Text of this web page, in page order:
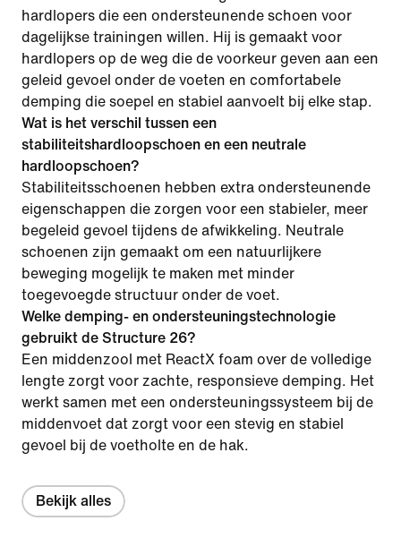
hardlopers die een ondersteunende schoen voor
dagelijkse trainingen willen. Hij is gemaakt voor
hardlopers op de weg die de voorkeur geven aan een
geleid gevoel onder de voeten en comfortabele
demping die soepel en stabiel aanvoelt bij elke stap.
Wat is het verschil tussen een
stabiliteitshardloopschoen en een neutrale
hardloopschoen?
Stabiliteitsschoenen hebben extra ondersteunende
eigenschappen die zorgen voor een stabieler, meer
begeleid gevoel tijdens de afwikkeling. Neutrale
schoenen zijn gemaakt om een natuurlijkere
beweging mogelijk te maken met minder
toegevoegde structuur onder de voet.
Welke demping- en ondersteuningstechnologie
gebruikt de Structure 26?
Een middenzool met ReactX foam over de volledige
lengte zorgt voor zachte, responsieve demping. Het
werkt samen met een ondersteuningssysteem bij de
middenvoet dat zorgt voor een stevig en stabiel
gevoel bij de voetholte en de hak.
Bekijk alles